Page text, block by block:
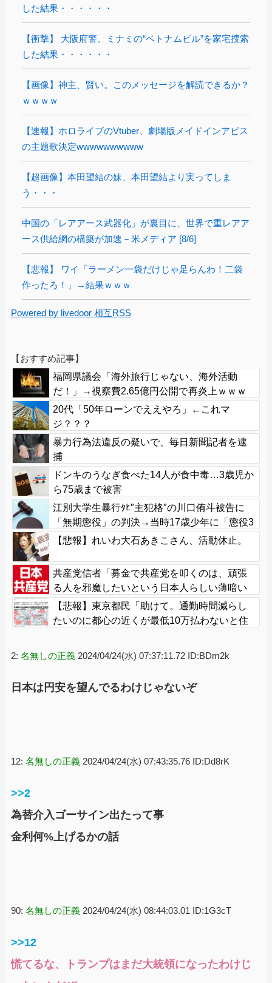
した結果・・・・・・
【衝撃】 大阪府警、ミナミの“ベトナムビル”を家宅捜索
した結果・・・・・・
【画像】神主、賢い。このメッセージを解読できるか？
ｗｗｗｗ
【速報】ホロライブのVtuber、劇場版メイドインアビス
の主題歌決定wwwwwwwwww
【超画像】本田望結の妹、本田望結より実ってしま
う・・・
中国の「レアアース武器化」が裏目に、世界で重レアア
ース供給網の構築が加速－米メディア [8/6]
【悲報】 ワイ「ラーメン一袋だけじゃ足らんわ！二袋
作ったろ！」→結果ｗｗｗ
Powered by livedoor 相互RSS
【おすすめ記事】
福岡県議会「海外旅行じゃない、海外活動
だ！」→視察費2.65億円公開で再炎上ｗｗｗ
20代「50年ローンでええやろ」←これマ
ジ？？？
暴力行為法違反の疑いで、毎日新聞記者を逮
捕
ドンキのうなぎ食べた14人が食中毒…3歳児か
ら75歳まで被害
江別大学生暴行ﾀﾋ″主犯格″の川口侑斗被告に
「無期懲役」の判決→当時17歳少年に「懲役3
0年」の判決
【悲報】れいわ大石あきこさん、活動休止。
共産党信者「募金で共産党を叩くのは、頑張
る人を邪魔したいという日本人らしい薄暗い
欲望のせい」
【悲報】東京都民「助けて。通勤時間減らし
たいのに都心の近くが最低10万払わないと住
2: 名無しの正義 2024/04/24(水) 07:37:11.72 ID:BDm2k
日本は円安を望んでるわけじゃないぞ
12: 名無しの正義 2024/04/24(水) 07:43:35.76 ID:Dd8rK
>>2
為替介入ゴーサイン出たって事
金利何%上げるかの話
90: 名無しの正義 2024/04/24(水) 08:44:03.01 ID:1G3cT
>>12
慌てるな、トランプはまだ大統領になったわけじ